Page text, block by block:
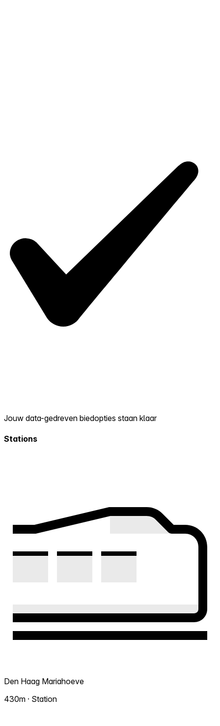
Jouw data-gedreven biedopties staan klaar
Stations
Den Haag Mariahoeve
430m · Station